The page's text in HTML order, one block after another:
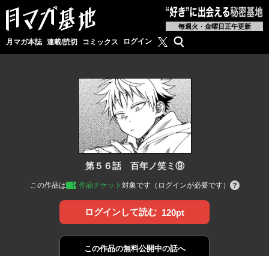
毎週火・金曜日正午更新
月マガ本誌 連載/読切 コミックス ログイン 月マガ基地公式X
検索
第５６話 百年ノ笑ミ⑨
この作品は 作品チケット 対象です（ログインが必要です）
ログインして読む 120pt
この作品の無料公開中の話へ